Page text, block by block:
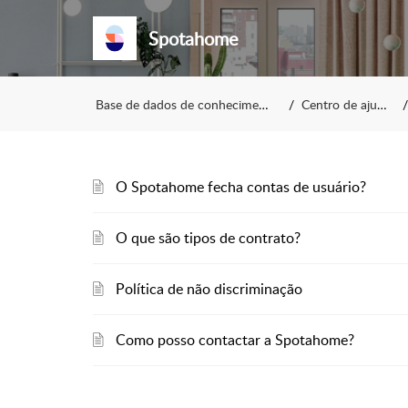
Spotahome
Base de dados de conhecimento Centro de ajuda
O Spotahome fecha contas de usuário?
O que são tipos de contrato?
Política de não discriminação
Como posso contactar a Spotahome?